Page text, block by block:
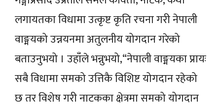
लगायतका विधामा उत्कृष्ट कृति रचना गरी नेपाली
वाङ्मयको उन्नयनमा अतुलनीय योगदान गरेको
बताउनुभयो । उहाँले भन्नुभयो,“नेपाली वाङ्मयका प्रायः
सबै विधामा समको उत्तिकै विशिष्ट योगदान रहेको
छ तर विशेष गरी नाटकका क्षेत्रमा समको योगदान